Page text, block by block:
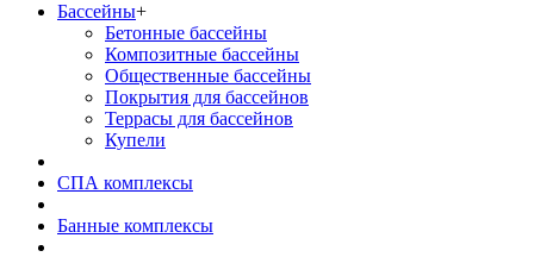
Бассейны+
Бетонные бассейны
Композитные бассейны
Общественные бассейны
Покрытия для бассейнов
Террасы для бассейнов
Купели
СПА комплексы
Банные комплексы